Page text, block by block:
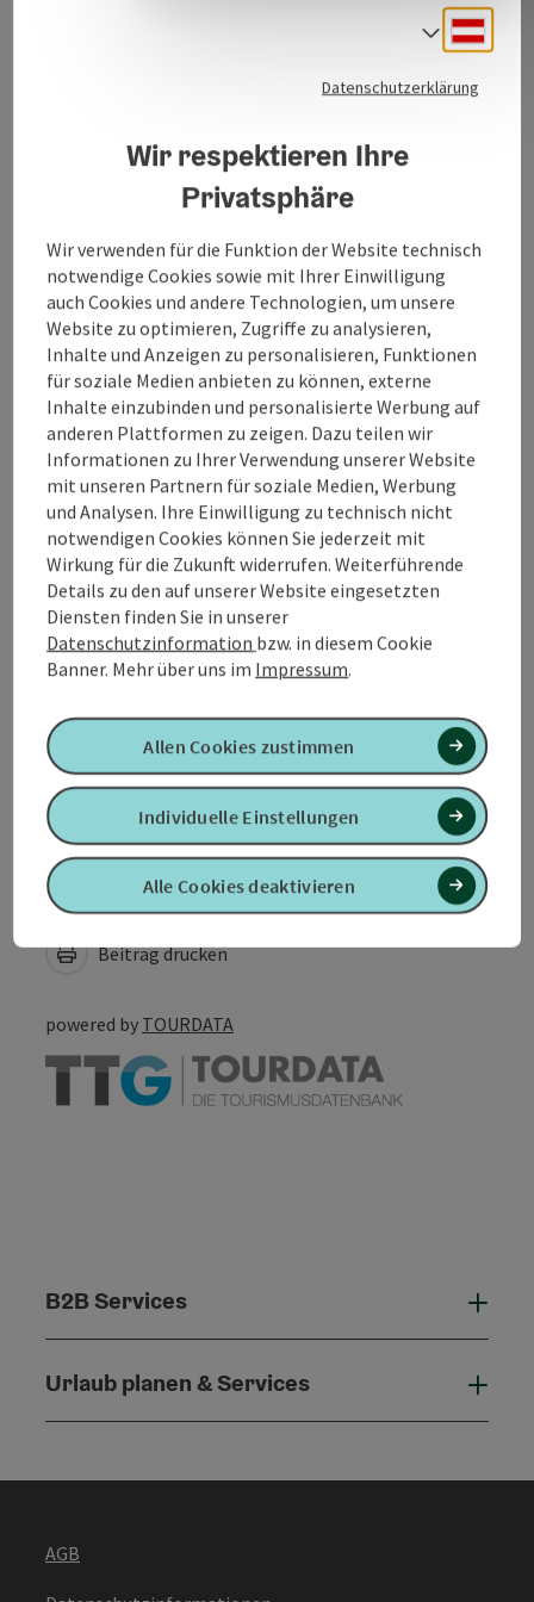
Fläche und entspricht in allen Sortimentsbereichen
Tiefkühl- oder Feinkostabteilung ebenso wie für den
Fisch-, Fleisch- oder Obst & Gemüsebereich.
Vinothek, die Platz für zahlreiche ausgezeichnete
Tropfen schafft. Auch eine Testa Rossa caffébar ist im
Markt beheimatet.
Kontakt
Öffnungszeiten
Anreise/Lage
Eignung
Barrierefreiheit
PDF erstellen
Beitrag drucken
In der Nähe
powered by TOURDATA
B2B Services
Urlaub planen & Services
AGB
Datenschutzerklärung
Wir respektieren Ihre
Privatsphäre
Wir verwenden für die Funktion der Website technisch
notwendige Cookies sowie mit Ihrer Einwilligung
auch Cookies und andere Technologien, um unsere
Website zu optimieren, Zugriffe zu analysieren,
Inhalte und Anzeigen zu personalisieren, Funktionen
für soziale Medien anbieten zu können, externe
Inhalte einzubinden und personalisierte Werbung auf
anderen Plattformen zu zeigen. Dazu teilen wir
Informationen zu Ihrer Verwendung unserer Website
mit unseren Partnern für soziale Medien, Werbung
und Analysen. Ihre Einwilligung zu technisch nicht
notwendigen Cookies können Sie jederzeit mit
Wirkung für die Zukunft widerrufen. Weiterführende
Details zu den auf unserer Website eingesetzten
Diensten finden Sie in unserer
Datenschutzinformation bzw. in diesem Cookie
Banner. Mehr über uns im Impressum.
Alle Cookies deaktivieren
Individuelle Einstellungen
Allen Cookies zustimmen